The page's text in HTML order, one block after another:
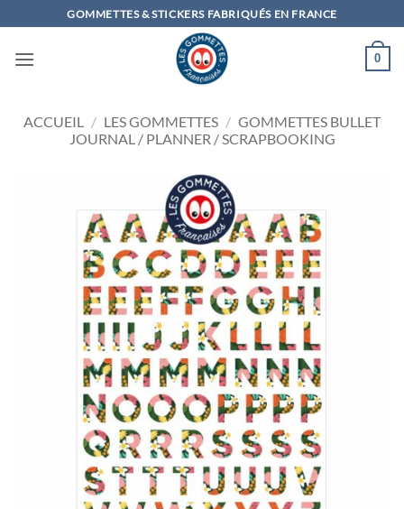
au
contenu
GOMMETTES & STICKERS FABRIQUÉS EN FRANCE
0
ACCUEIL / LES GOMMETTES / GOMMETTES BULLET
JOURNAL / PLANNER / SCRAPBOOKING